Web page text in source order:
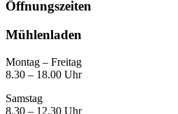
Öffnungszeiten
Mühlenladen
Montag – Freitag
8.30 – 18.00 Uhr
Samstag
8.30 – 12.30 Uhr